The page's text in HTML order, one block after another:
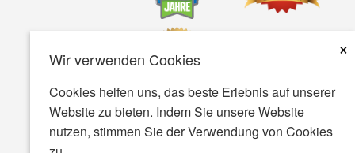
Wir verwenden Cookies
×
Cookies helfen uns, das beste Erlebnis auf unserer
Website zu bieten. Indem Sie unsere Website
nutzen, stimmen Sie der Verwendung von Cookies